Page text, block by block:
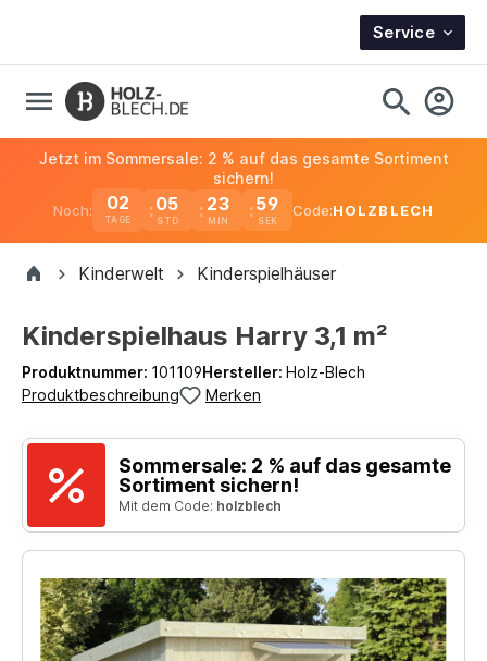
Service
Noch: 02
TAGE
05 23 59
Jetzt im Sommersale: 2 % auf das gesamte Sortiment
sichern!
Code:HOLZBLECH
Kinderwelt Kinderspielhäuser
Kinderspielhaus Harry 3,1 m²
Produktnummer: 101109Hersteller: Holz-Blech
Produktbeschreibung
Merken
Sommersale: 2 % auf das gesamte
Sortiment sichern!
Mit dem Code: holzblech